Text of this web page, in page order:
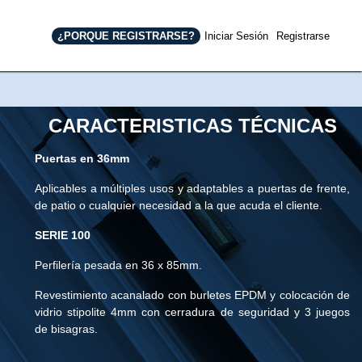
¿PORQUE REGISTRARSE? Iniciar Sesión Registrarse
CARACTERISTICAS TÉCNICAS
Puertas en 36mm
Aplicables a múltiples usos y adaptables a puertas de frente,
de patio o cualquier necesidad a la que acuda el cliente.
SERIE 100
Perfilería pesada en 36 x 85mm.
Revestimiento acanalado con burletes EPDM y colocación de
vidrio stipolite 4mm con cerradura de seguridad y 3 juegos
de bisagras.